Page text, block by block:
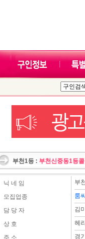
부천1등 : 부천신중동1등콜
닉 네 임
모집업종
담 당 자
상 호
주 소
부
룸
김
헤
경